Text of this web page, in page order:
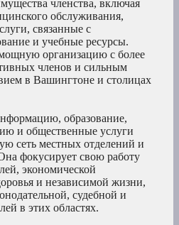
членства, включая
обслуживания,
связанные с
и учебные ресурсы.
организацию с более
членов и сильным
в Вашингтоне и столицах
образование,
и общественные услуги
сеть местных отделений и
фокусирует свою работу
экономической
и независимой жизни,
судебной и
в этих областях.